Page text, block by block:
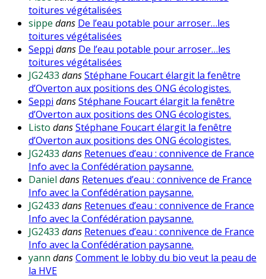
toitures végétalisées
sippe dans De l’eau potable pour arroser…les
toitures végétalisées
Seppi dans De l’eau potable pour arroser…les
toitures végétalisées
JG2433 dansStéphane Foucart élargit la fenêtre
d’Overton aux positions des ONG écologistes.
Seppi dansStéphane Foucart élargit la fenêtre
d’Overton aux positions des ONG écologistes.
Listo dansStéphane Foucart élargit la fenêtre
d’Overton aux positions des ONG écologistes.
JG2433 dans Retenues d’eau : connivence de France
Info avec la Confédération paysanne.
Daniel dans Retenues d’eau : connivence de France
Info avec la Confédération paysanne.
JG2433 dans Retenues d’eau : connivence de France
Info avec la Confédération paysanne.
JG2433 dans Retenues d’eau : connivence de France
Info avec la Confédération paysanne.
yann dansComment le lobby du bio veut la peau de
la HVE